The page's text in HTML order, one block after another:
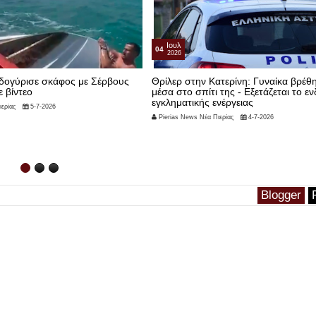
σκάφος με Σέρβους
βίντεο
5-7-2026
04 Ιουλ
2026
Θρίλερ στην Κατερίνη: Γυναίκα
μέσα στο σπίτι της - Εξετάζεται το
εγκληματικής ενέργειας
Pierias News Νέα Πιερίας 4-7-2026
Blogger